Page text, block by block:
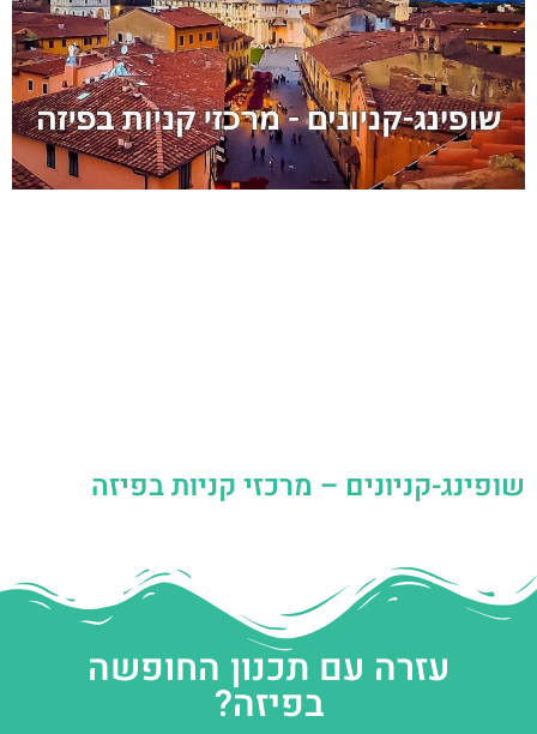
שופינג-קניונים – מרכזי קניות בפיזה
עזרה עם תכנון החופשה
בפיזה?